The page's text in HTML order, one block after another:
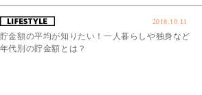
2018.10.11
貯金額の平均が知りたい！一人暮らしや独身など
年代別の貯金額とは？